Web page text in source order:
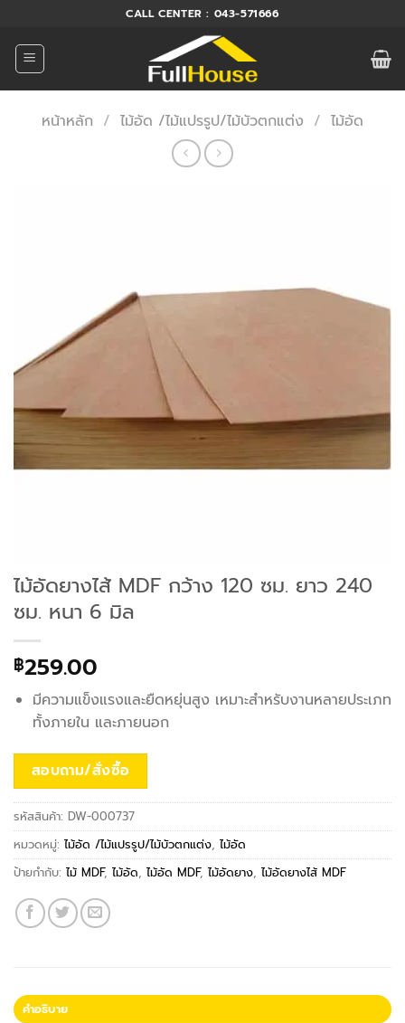
ยัง
เนื้อหา
CALL CENTER : 043-571666
หน้าหลัก / ไม้อัด /ไม้แปรรูป/ไม้บัวตกแต่ง / ไม้อัด
ไม้อัดยางไส้ MDF กว้าง 120 ซม. ยาว 240
ซม. หนา 6 มิล
฿259.00
มีความแข็งแรงและยืดหยุ่นสูง เหมาะสำหรับงานหลายประเภท
ทั้งภายใน และภายนอก
สอบถาม/สั่งซื้อ
รหัสสินค้า: DW-000737
หมวดหมู่: ไม้อัด /ไม้แปรรูป/ไม้บัวตกแต่ง, ไม้อัด
ป้ายกำกับ: ไม้ MDF, ไม้อัด, ไม้อัด MDF, ไม้อัดยาง, ไม้อัดยางไส้ MDF
คำอธิบาย